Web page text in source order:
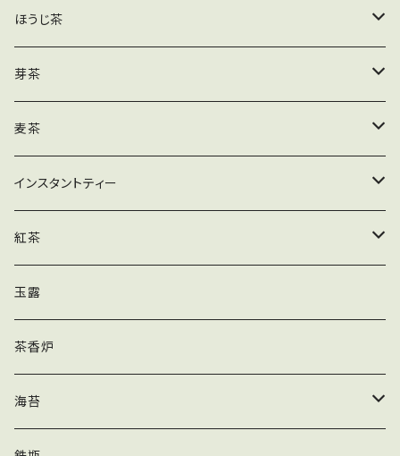
徳用
粉茶
徳用
番茶
ティーバッグ
ティーバッグ
徳用
ほうじ茶
玄米ほうじ茶
玄米ほうじ茶ティーバッグ
ほうじ茶ティーバッグ
徳用
ティーバッグ
リーフ200g
芽茶
徳用
麦茶
ティーバッグ
裸麦
インスタントティー
詰め替え
紅茶
ティーバッグ
玉露
茶香炉
海苔